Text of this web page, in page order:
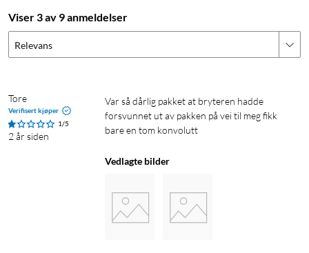
Viser 3 av 9 anmeldelser
Relevans
Tore
Verifisert kjøper
1/5
2 år siden
Var så dårlig pakket at bryteren hadde
forsvunnet ut av pakken på vei til meg fikk
bare en tom konvolutt
Vedlagte bilder